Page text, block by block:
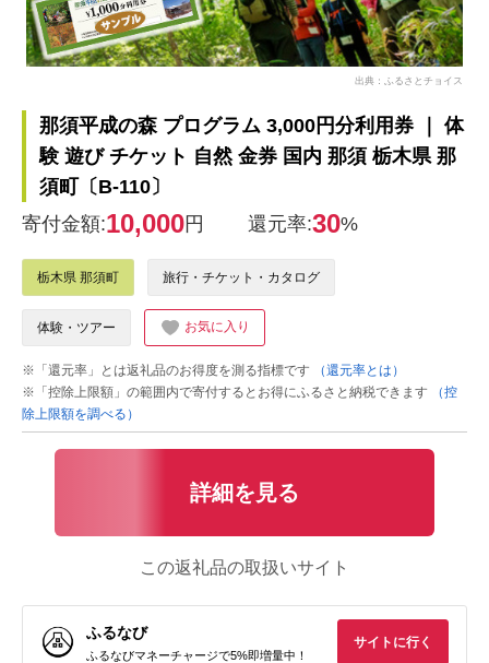
出典：ふるさとチョイス
那須平成の森 プログラム 3,000円分利用券 ｜ 体
験 遊び チケット 自然 金券 国内 那須 栃木県 那
須町〔B-110〕
寄付金額:10,000円 還元率:30%
栃木県 那須町 旅行・チケット・カタログ
体験・ツアー お気に入り
※「還元率」とは返礼品のお得度を測る指標です
（還元率とは）
※「控除上限額」の範囲内で寄付するとお得にふるさと納税できます
（控
除上限額を調べる）
詳細を見る
この返礼品の取扱いサイト
ふるなび
ふるなびマネーチャージで5%即増量中！
サイトに行く